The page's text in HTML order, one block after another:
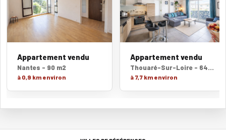
Appartement vendu
Nantes - 90 m2
à 0,9 km environ
Appartement vendu
Thouaré-Sur-Loire - 64 m2
à 7,7 km environ